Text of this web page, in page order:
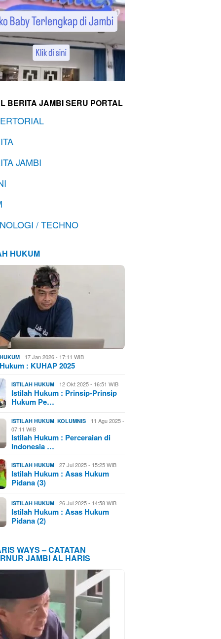
BERITA JAMBI SERU PORTAL
JAMBI
/ TECHNO
HUKUM
17 Jan 2026 - 17:11 WIB
: KUHAP 2025
ISTILAH HUKUM 12 Okt 2025 - 16:51 WIB
Istilah Hukum : Prinsip-Prinsip
Hukum Pe…
ISTILAH HUKUM ,KOLUMNIS
11 Agu 2025 -
07:11 WIB
Istilah Hukum : Perceraian di
Indonesia …
ISTILAH HUKUM 27 Jul 2025 - 15:25 WIB
Istilah Hukum : Asas Hukum
Pidana (3)
ISTILAH HUKUM 26 Jul 2025 - 14:58 WIB
Istilah Hukum : Asas Hukum
Pidana (2)
WAYS – CATATAN
JAMBI AL HARIS